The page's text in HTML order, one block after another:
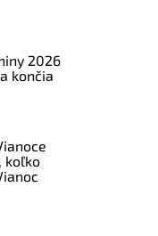
2026
končia
koľko